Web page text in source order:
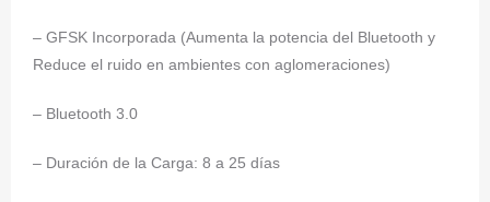
– GFSK Incorporada (Aumenta la potencia del Bluetooth y
Reduce el ruido en ambientes con aglomeraciones)
– Bluetooth 3.0
– Duración de la Carga: 8 a 25 días